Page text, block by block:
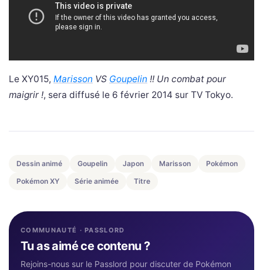
Le XY015, Marisson VS Goupelin !! Un combat pour
maigrir !, sera diffusé le 6 février 2014 sur TV Tokyo.
Dessin animé Goupelin Japon Marisson
Pokémon
Pokémon XY
Série animée Titre
COMMUNAUTÉ · PASSLORD
Tu as aimé ce contenu ?
Rejoins-nous sur le Passlord pour discuter de Pokémon